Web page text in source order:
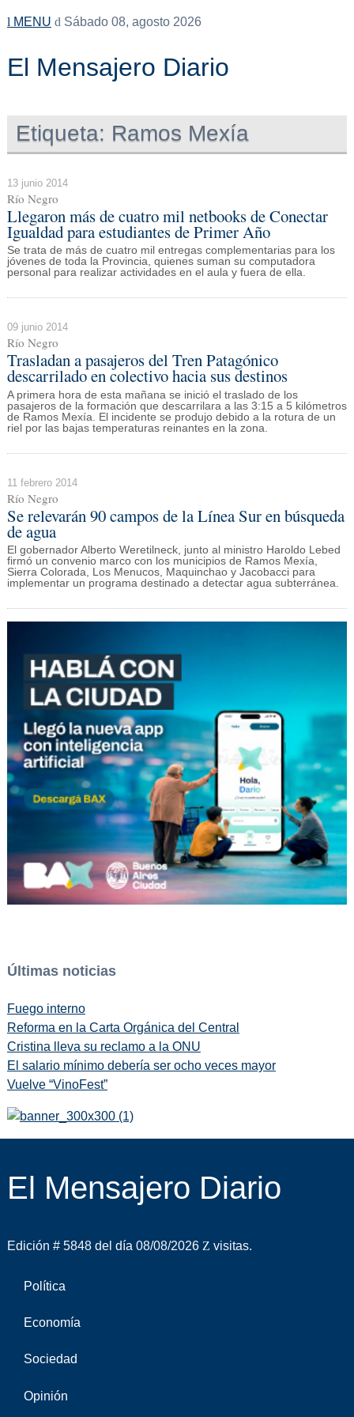
MENU Sábado 08, agosto 2026
El Mensajero Diario
Etiqueta: Ramos Mexía
13 junio 2014
Río Negro
Llegaron más de cuatro mil netbooks de Conectar
Igualdad para estudiantes de Primer Año
Se trata de más de cuatro mil entregas complementarias para los
jóvenes de toda la Provincia, quienes suman su computadora
personal para realizar actividades en el aula y fuera de ella.
09 junio 2014
Río Negro
Trasladan a pasajeros del Tren Patagónico
descarrilado en colectivo hacia sus destinos
A primera hora de esta mañana se inició el traslado de los
pasajeros de la formación que descarrilara a las 3:15 a 5 kilómetros
de Ramos Mexía. El incidente se produjo debido a la rotura de un
riel por las bajas temperaturas reinantes en la zona.
11 febrero 2014
Río Negro
Se relevarán 90 campos de la Línea Sur en búsqueda
de agua
El gobernador Alberto Weretilneck, junto al ministro Haroldo Lebed
firmó un convenio marco con los municipios de Ramos Mexía,
Sierra Colorada, Los Menucos, Maquinchao y Jacobacci para
implementar un programa destinado a detectar agua subterránea.
Últimas noticias
Fuego interno
Reforma en la Carta Orgánica del Central
Cristina lleva su reclamo a la ONU
El salario mínimo debería ser ocho veces mayor
Vuelve “VinoFest”
El Mensajero Diario
Edición # 5848 del día 08/08/2026 visitas.
Política
Economía
Sociedad
Opinión